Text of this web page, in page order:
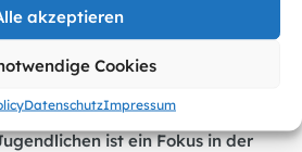
akzeptieren
Cookies
DatenschutzImpressum
uns eindrucksvoll gezeigt, was
und Sicherheit
Antworten sie bereithalten“,
ist ein Fokus in der